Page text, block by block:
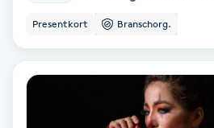
Svettbehandling
Presentkort Branschorg.